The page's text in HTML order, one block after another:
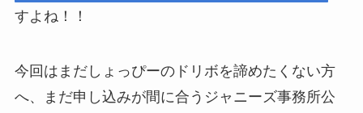
すよね！！
今回はまだしょっぴーのドリボを諦めたくない方
へ、まだ申し込みが間に合うジャニーズ事務所公